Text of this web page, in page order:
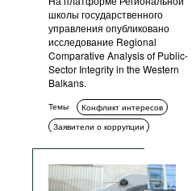
школы государственного
управления опубликовано
исследование Regional
Comparative Analysis of Public-
Sector Integrity in the Western
Balkans.
Темы
Конфликт интересов
Заявители о коррупции
Декларирование
Обучение и просвещение
Стандарты поведения